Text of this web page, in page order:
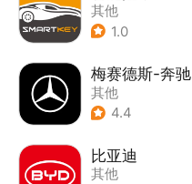
其他
1.0
梅赛德斯-奔驰
其他
4.4
比亚迪
其他